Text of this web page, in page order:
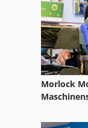
Gws 25 230
Gx 11 Ff
Handling
Hdg Euro
Morlock